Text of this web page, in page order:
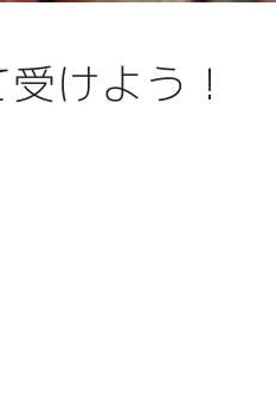
けよう！